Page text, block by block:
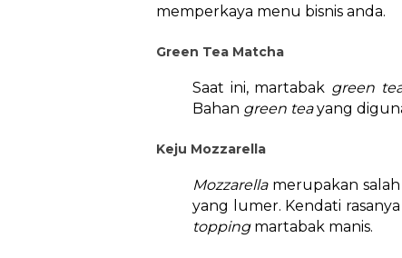
memperkaya menu bisnis anda.
Green Tea Matcha
Saat ini, martabak green
Bahan green teayang
Keju Mozzarella
Mozzarella merupakan
yang lumer. Kendati
topping martabak manis.